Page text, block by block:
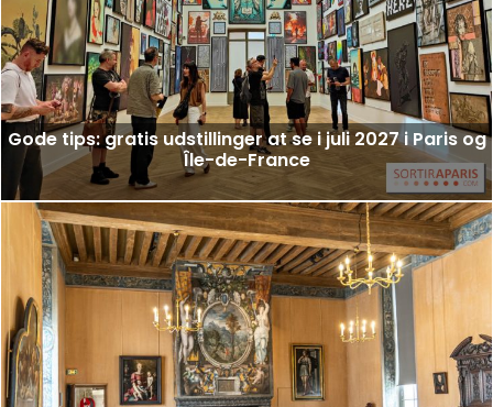
Gode tips: gratis udstillinger at se i juli 2027 i Paris og
Île-de-France